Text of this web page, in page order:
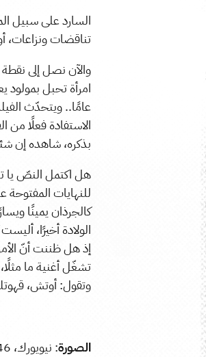
السارد على سبيل
تناقضات ونزاعات،
عامًا.. ويتحدّث
الاستفادة فعلًا
بذكره، شاهده إن
هل اكتمل النصّ يا
للنهايات
كالجرذان يمينًا
الولادة أخيرًا،
إذ هل ظننت أنّ
تشغّل أغنية ما
وتقول: أوتش،
الصورة: نيويورك، 1946